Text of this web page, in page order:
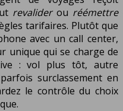
revaliderou réémettre
tarifaires. Plutôt que
avec un call center,
unique qui se charge de
: vol plus tôt, autre
surclassement en
le contrôle du choix